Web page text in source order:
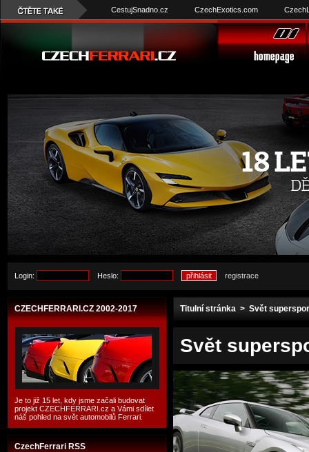
CestujSnadno.cz CzechExotics.com
Login: Heslo: registrace
CZECHFERRARI.CZ 2002-2017
Je to již 15 let, kdy jsme začali budovat
projekt CZECHFERRARI.cz a Vámi sdílet
náš pohled na svět automobilů Ferrari.
CzechFerrari RSS
Titulní stránka > Svět
Svět